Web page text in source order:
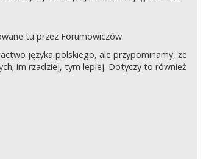
tu przez Forumowiczów.
języka polskiego, ale przypominamy, że
im rzadziej, tym lepiej. Dotyczy to również